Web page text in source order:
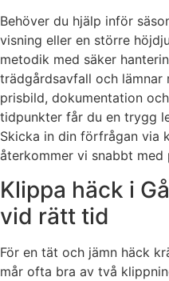
Behöver du hjälp inför
visning eller en större
metodik med säker
trädgårdsavfall och
prisbild, dokumentation
tidpunkter får du en trygg
Skicka in din förfrågan via
återkommer vi snabbt
Klippa häck i
vid rätt tid
För en tät och jämn häck
mår ofta bra av två